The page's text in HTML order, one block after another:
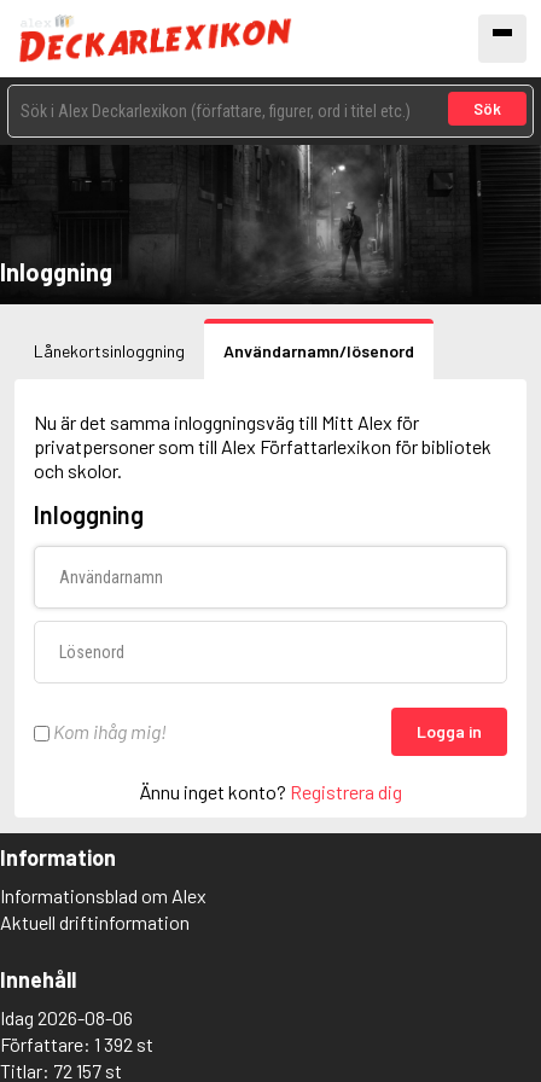
Sök
Inloggning
Lånekortsinloggning Användarnamn/lösenord
Nu är det samma inloggningsväg till Mitt Alex för
privatpersoner som till Alex Författarlexikon för bibliotek
och skolor.
Inloggning
Kom ihåg mig! Logga in
Ännu inget konto? Registrera dig
Information
Informationsblad om Alex
Aktuell driftinformation
Innehåll
Idag 2026-08-06
Författare: 1 392 st
Titlar: 72 157 st